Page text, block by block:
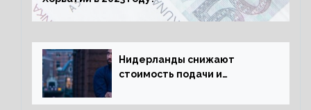
Нидерланды снижают
стоимость подачи и
жительство